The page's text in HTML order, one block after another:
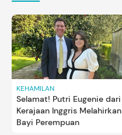
KEHAMILAN
Selamat! Putri Eugenie dari
Kerajaan Inggris Melahirkan
Bayi Perempuan